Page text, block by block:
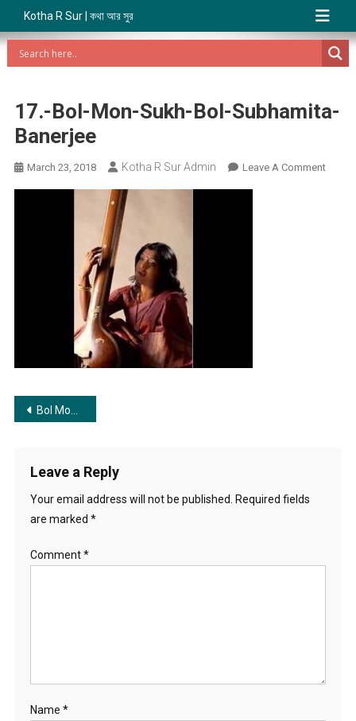
Kotha R Sur | কথা আর সুর
17.-Bol-Mon-Sukh-Bol-Subhamita-
Banerjee
March 23, 2018 Kotha R Sur Admin Leave A CommentOn
Post
Bol Mon Sukh Bol | বল মন সুখ বল
Leave a Reply
Your email address will not be published.
Required fields
are marked *
Comment*
Name *